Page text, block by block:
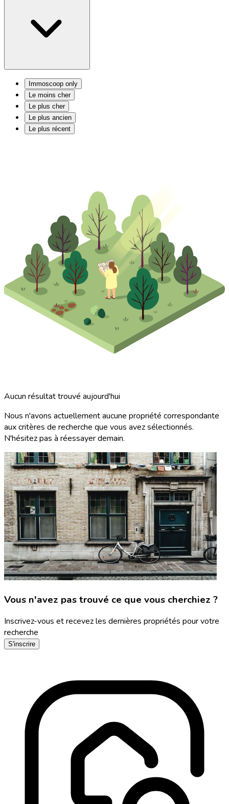
Immoscoop only
Le moins cher
Le plus cher
Le plus ancien
Le plus récent
Aucun résultat trouvé aujourd'hui
Nous n'avons actuellement aucune propriété correspondante
aux critères de recherche que vous avez sélectionnés.
N'hésitez pas à réessayer demain.
Vous n'avez pas trouvé ce que vous cherchiez ?
Inscrivez-vous et recevez les dernières propriétés pour votre
recherche
S'inscrire